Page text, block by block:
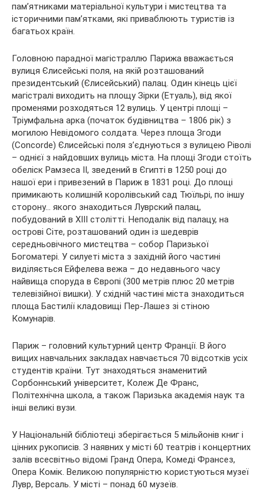
пам’ятниками матеріальної культури і мистецтва та
історичними пам’ятками, які приваблюють туристів із
багатьох країн.
Головною парадної магістраллю Парижа вважається
вулиця Єлисейські поля, на якій розташований
президентський (Єлисейський) палац. Один кінець цієї
магістралі виходить на площу Зірки (Етуаль), від якої
променями розходяться 12 вулиць. У центрі площі –
Тріумфальна арка (початок будівництва – 1806 рік) з
могилою Невідомого солдата. Через площа Згоди
(Concorde) Єлисейські поля з’єднуються з вулицею Ріволі
– однієї з найдовших вулиць міста. На площі Згоди стоїть
обеліск Рамзеса II, зведений в Єгипті в 1250 році до
нашої ери і привезений в Париж в 1831 році. До площі
примикають колишній королівський сад Тюїльрі, по іншу
сторону… якого знаходиться Луврский палац,
побудований в XIII столітті. Неподалік від палацу, на
острові Сіте, розташований один із шедеврів
середньовічного мистецтва – собор Паризької
Богоматері. У силуеті міста з західній його частині
виділяється Ейфелева вежа – до недавнього часу
найвища споруда в Європі (300 метрів плюс 20 метрів
телевізійної вишки). У східній частині міста знаходиться
площа Бастилії кладовищі Пер-Лашез зі стіною
Комунарів.
Париж – головний культурний центр Франції. В його
вищих навчальних закладах навчається 70 відсотків усіх
студентів країни. Тут знаходяться знаменитий
Сорбоннський університет, Колеж Де Франс,
Політехнічна школа, а також Паризька академія наук та
інші великі вузи.
У Національній бібліотеці зберігається 5 мільйонів книг і
цінних рукописів. З наявних у місті 60 театрів і концертних
залів всесвітньо відомі Гранд Опера, Комеді Франсез,
Опера Комік. Великою популярністю користуються музеї
Лувр, Версаль. У місті – понад 60 музеїв.